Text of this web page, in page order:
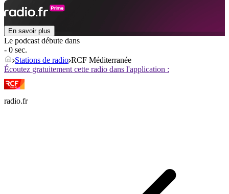
En savoir plus
Le podcast débute dans
- 0 sec.
Stations de radio RCF Méditerranée
Écoutez gratuitement cette radio dans l'application :
radio.fr